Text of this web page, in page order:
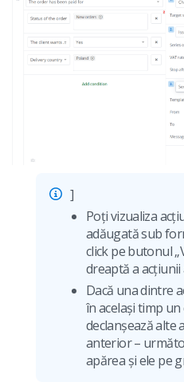
]
Poți vizualiza
adăugată sub
click pe butonul
dreaptă a
Dacă una dintre
în același timp
declanșează alte
anterior –
apărea și ele pe